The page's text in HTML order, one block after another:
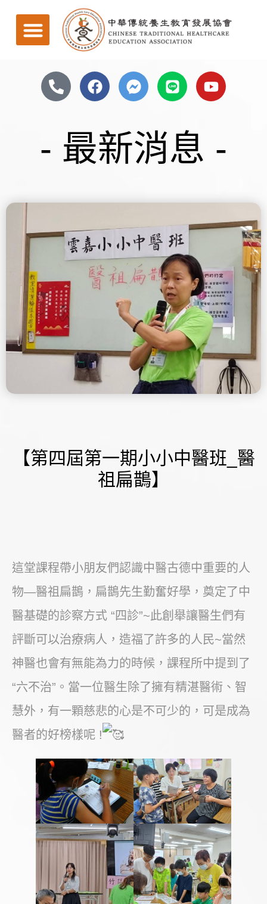
- 最新消息 -
【第四屆第一期小小中醫班_醫
祖扁鵲】
這堂課程帶小朋友們認識中醫古德中重要的人
物—醫祖扁鵲，扁鵲先生勤奮好學，奠定了中
醫基礎的診察方式 “四診”~此創舉讓醫生們有
評斷可以治療病人，造福了許多的人民~當然
神醫也會有無能為力的時候，課程所中提到了
“六不治”。當一位醫生除了擁有精湛醫術、智
慧外，有一顆慈悲的心是不可少的，可是成為
醫者的好榜樣呢 !